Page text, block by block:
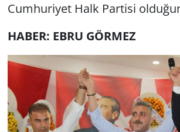
Cumhuriyet Halk Partisi
HABER: EBRU GÖRMEZ